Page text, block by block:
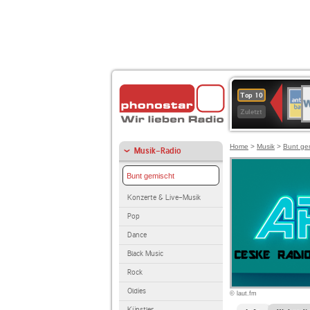
Top 10
Zuletzt
2
Musik-Radio
Bunt gemischt
Konzerte & Live-Musik
Pop
Dance
Black Music
Rock
Oldies
Home > Musik > Bunt
© laut.fm